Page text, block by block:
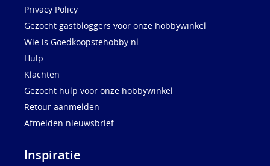
Privacy Policy
Gezocht gastbloggers voor onze hobbywinkel
Wie is Goedkoopstehobby.nl
Hulp
Klachten
Gezocht hulp voor onze hobbywinkel
Retour aanmelden
Afmelden nieuwsbrief
Inspiratie